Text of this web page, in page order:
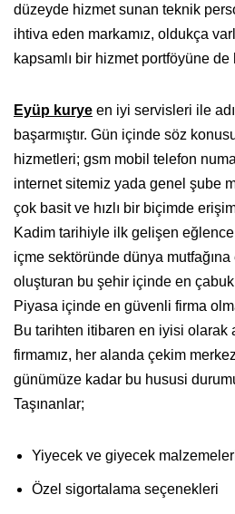
düzeyde hizmet sunan teknik
ihtiva eden markamız, oldukça
kapsamlı bir hizmet portföyüne de
Eyüp kurye en iyi servisleri ile
başarmıştır. Gün içinde söz
hizmetleri; gsm mobil telefon
internet sitemiz yada genel şube
çok basit ve hızlı bir biçimde
Kadim tarihiyle ilk gelişen
içme sektöründe dünya
oluşturan bu şehir içinde en
Piyasa içinde en güvenli firma
Bu tarihten itibaren en iyisi olarak
firmamız, her alanda çekim
günümüze kadar bu hususi
Taşınanlar;
Yiyecek ve giyecek
Özel sigortalama seçenekleri